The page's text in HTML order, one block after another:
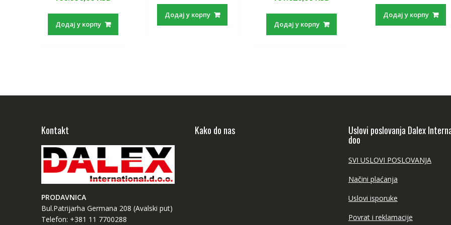
Додај у корпу
Додај у корпу
Додај у корпу
Додај у корпу
Kontakt
PRODAVNICA
Bul.Patrijarha Germana 208 (Avalski put)
Telefon: +381 11 7700288
Kako do nas Uslovi poslovanja Dalex
doo
SVI USLOVI POSLOVANJA
Načini plaćanja
Uslovi isporuke
Povrat i reklamacije